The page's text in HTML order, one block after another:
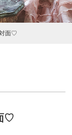
面♡
♡